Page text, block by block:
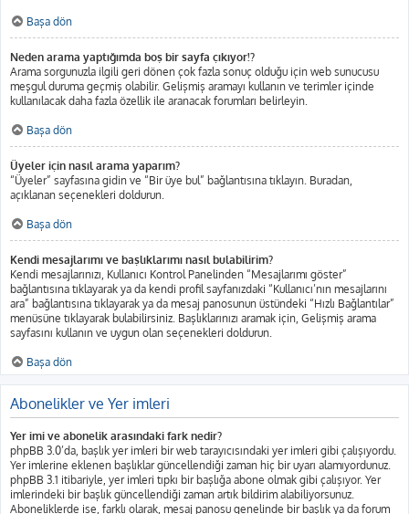
Başa dön
Neden arama yaptığımda boş bir sayfa çıkıyor!?
Arama sorgunuzla ilgili geri dönen çok fazla sonuç olduğu için web sunucusu
meşgul duruma geçmiş olabilir. Gelişmiş aramayı kullanın ve terimler içinde
kullanılacak daha fazla özellik ile aranacak forumları belirleyin.
Başa dön
Üyeler için nasıl arama yaparım?
“Üyeler” sayfasına gidin ve “Bir üye bul” bağlantısına tıklayın. Buradan,
açıklanan seçenekleri doldurun.
Başa dön
Kendi mesajlarımı ve başlıklarımı nasıl bulabilirim?
Kendi mesajlarınızı, Kullanıcı Kontrol Panelinden “Mesajlarımı göster”
bağlantısına tıklayarak ya da kendi profil sayfanızdaki “Kullanıcı’nın mesajlarını
ara” bağlantısına tıklayarak ya da mesaj panosunun üstündeki “Hızlı Bağlantılar”
menüsüne tıklayarak bulabilirsiniz. Başlıklarınızı aramak için, Gelişmiş arama
sayfasını kullanın ve uygun olan seçenekleri doldurun.
Başa dön
Abonelikler ve Yer imleri
Yer imi ve abonelik arasındaki fark nedir?
phpBB 3.0’da, başlık yer imleri bir web tarayıcısındaki yer imleri gibi çalışıyordu.
Yer imlerine eklenen başlıklar güncellendiği zaman hiç bir uyarı alamıyordunuz.
phpBB 3.1 itibariyle, yer imleri tıpkı bir başlığa abone olmak gibi çalışıyor. Yer
imlerindeki bir başlık güncellendiği zaman artık bildirim alabiliyorsunuz.
Aboneliklerde ise, farklı olarak, mesaj panosu genelinde bir başlık ya da forum